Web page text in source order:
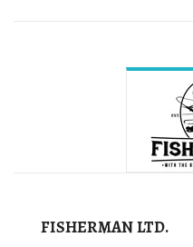
FISHERMAN LTD.